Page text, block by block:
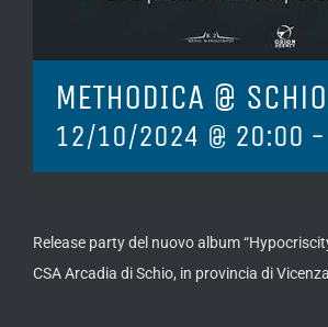
METHODICA @
12/10/2024 @ 20:00 -
Release party del nuovo album
CSA Arcadia di Schio, in provincia di